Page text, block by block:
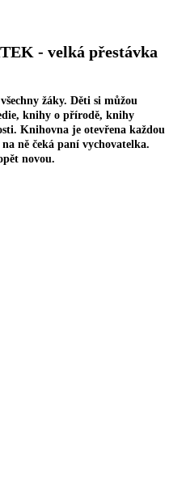
- velká přestávka
žáky. Děti si můžou
knihy o přírodě, knihy
Knihovna je otevřena každou
ně čeká paní vychovatelka.
novou.